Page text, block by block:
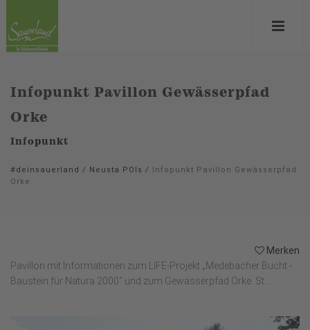
Infopunkt Pavillon Gewässerpfad
Orke
Infopunkt
#deinsauerland / Neusta POIs / Infopunkt Pavillon Gewässerpfad
Orke
Merken
Pavillon mit Informationen zum LIFE-Projekt „Medebacher Bucht -
Baustein für Natura 2000“ und zum Gewässerpfad Orke. St...